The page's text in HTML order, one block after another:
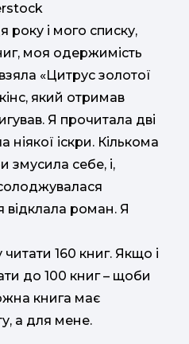
і мого списку,
моя одержимість
«Цитрус золотої
який отримав
Я прочитала дві
ніякої іскри. Кількома
змусила себе, і,
відклала роман. Я
160 книг. Якщо і
до 100 книг – щоби
книга має
а для мене.